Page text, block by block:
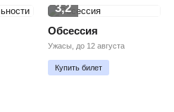
3,2
Обсессия
Ужасы, до 12 августа
Купить билет